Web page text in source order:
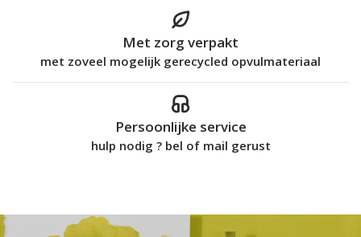
Met zorg verpakt
met zoveel mogelijk gerecycled opvulmateriaal
Persoonlijke service
hulp nodig ? bel of mail gerust